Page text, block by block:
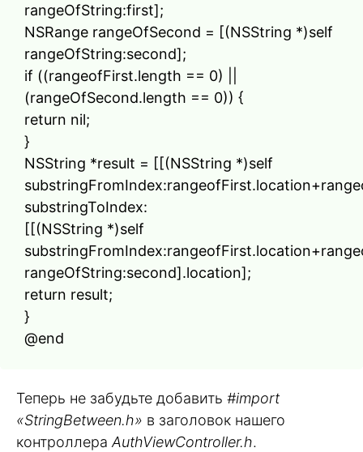
rangeOfString:first];
NSRange rangeOfSecond = [(NSString *)self
rangeOfString:second];
if ((rangeofFirst.length == 0) ||
(rangeOfSecond.length == 0)) {
return nil;
}
NSString *result = [[(NSString *)self
substringToIndex:
[[(NSString *)self
rangeOfString:second].location];
return result;
}
@end
Теперь не забудьте добавить #import
«StringBetween.h» в заголовок нашего
контроллера AuthViewController.h.